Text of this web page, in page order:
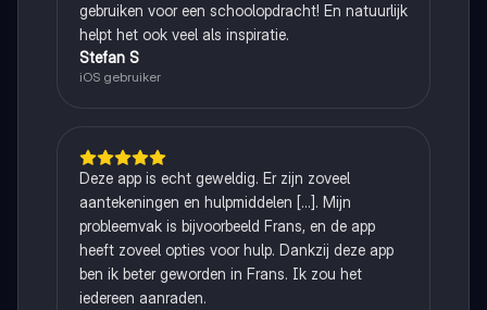
gebruiken voor een schoolopdracht! En natuurlijk
helpt het ook veel als inspiratie.
Stefan S
iOS gebruiker
Deze app is echt geweldig. Er zijn zoveel
aantekeningen en hulpmiddelen [...]. Mijn
probleemvak is bijvoorbeeld Frans, en de app
heeft zoveel opties voor hulp. Dankzij deze app
ben ik beter geworden in Frans. Ik zou het
iedereen aanraden.